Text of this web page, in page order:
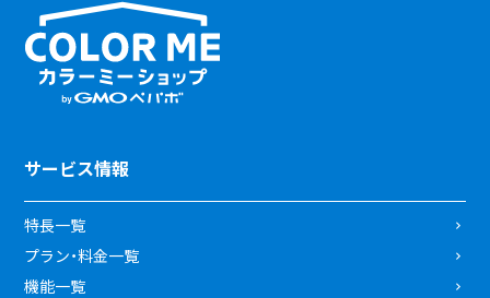
サービス情報
特長一覧
プラン・料金一覧
機能一覧